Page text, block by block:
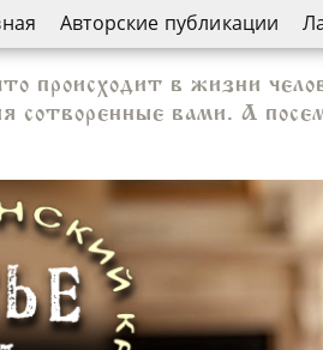
Авторские публикации
происходит в жизни
сотворенные вами. А